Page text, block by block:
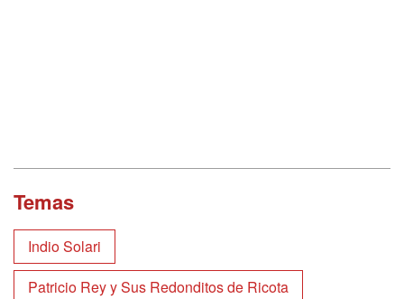
Temas
Indio Solari
Patricio Rey y Sus Redonditos de Ricota